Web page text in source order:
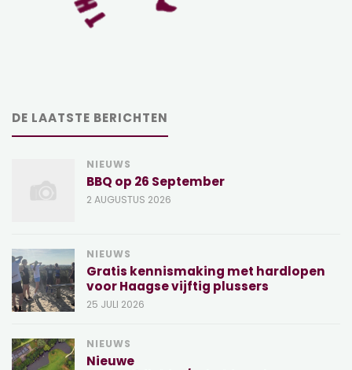
DE LAATSTE BERICHTEN
NIEUWS
BBQ op 26 September
2 AUGUSTUS 2026
NIEUWS
Gratis kennismaking met hardlopen
voor Haagse vijftig plussers
25 JULI 2026
NIEUWS
Nieuwe